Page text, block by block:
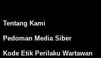
Tentang Kami
Pedoman Media Siber
Kode Etik Perilaku Wartawan